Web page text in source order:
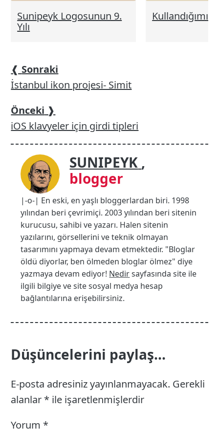
Sunipeyk Logosunun 9.
Yılı
❰ Sonraki
İstanbul ikon projesi- Simit
Önceki ❱
iOS klavyeler için girdi tipleri
SUNIPEYK ,
blogger
|-o-| En eski, en yaşlı bloggerlardan biri. 1998
yılından beri çevrimiçi. 2003 yılından beri sitenin
kurucusu, sahibi ve yazarı. Halen sitenin
yazılarını, görsellerini ve teknik olmayan
tasarımını yapmaya devam etmektedir. "Bloglar
öldü diyorlar, ben ölmeden bloglar ölmez" diye
yazmaya devam ediyor! Nedirsayfasında site ile
ilgili bilgiye ve site sosyal medya hesap
bağlantılarına erişebilirsiniz.
Düşüncelerini paylaş...
E-posta adresiniz yayınlanmayacak. Gerekli
alanlar * ile işaretlenmişlerdir
Yorum *